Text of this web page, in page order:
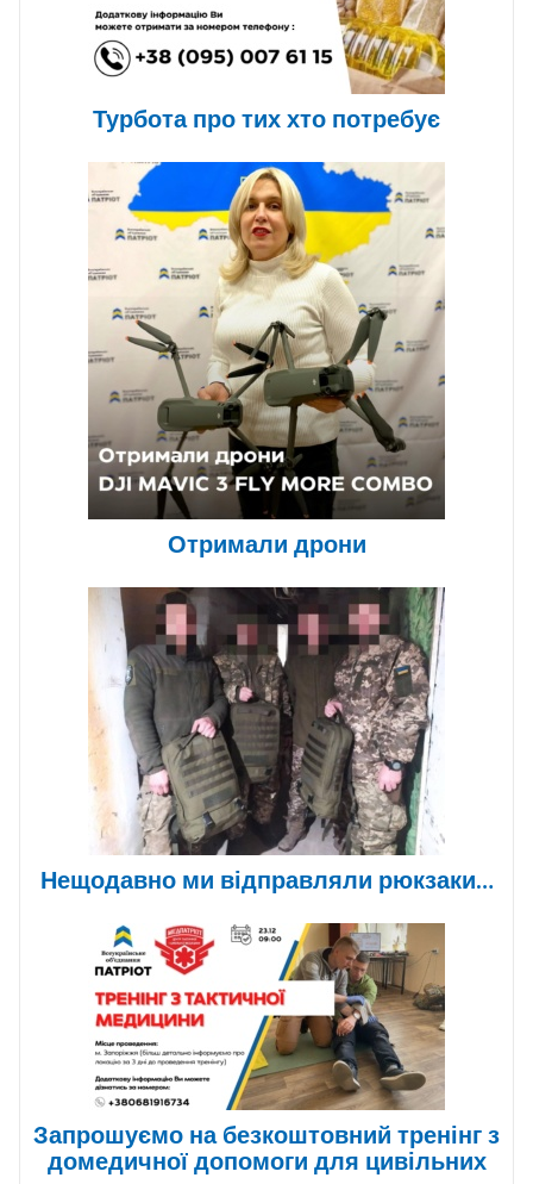
Турбота про тих хто потребує
Отримали дрони
Нещодавно ми відправляли рюкзаки…
Запрошуємо на безкоштовний тренінг з
домедичної допомоги для цивільних